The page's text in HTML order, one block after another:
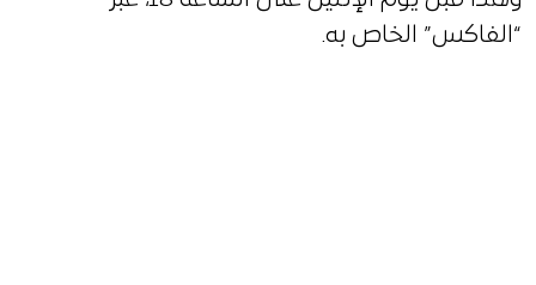
“الفاكس” الخاص به.